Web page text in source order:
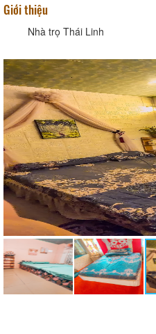
Giới thiệu
Nhà trọ Thái Linh